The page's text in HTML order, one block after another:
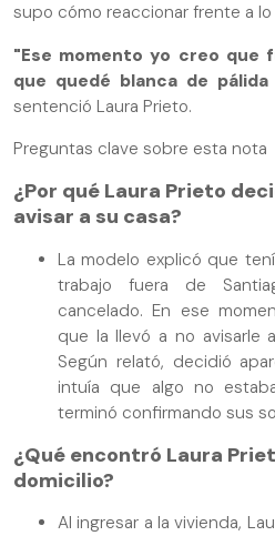
supo cómo reaccionar frente a
"Ese momento yo creo que
que quedé blanca de
sentenció Laura Prieto.
Preguntas clave sobre esta nota
¿Por qué Laura Prieto
avisar a su casa?
La modelo explicó que
trabajo fuera de
cancelado. En ese
que la llevó a no avisarle
Según relató, decidió
intuía que algo no
terminó confirmando sus
¿Qué encontró Laura
domicilio?
Al ingresar a la vivienda,